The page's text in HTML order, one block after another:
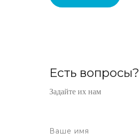
Есть вопросы?
Задайте их нам